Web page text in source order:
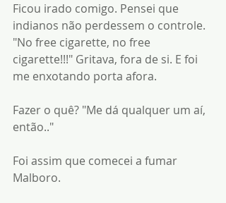
Ficou irado comigo. Pensei que
indianos não perdessem o controle.
"No free cigarette, no free
cigarette!!!" Gritava, fora de si. E foi
me enxotando porta afora.
Fazer o quê? "Me dá qualquer um aí,
então.."
Foi assim que comecei a fumar
Malboro.